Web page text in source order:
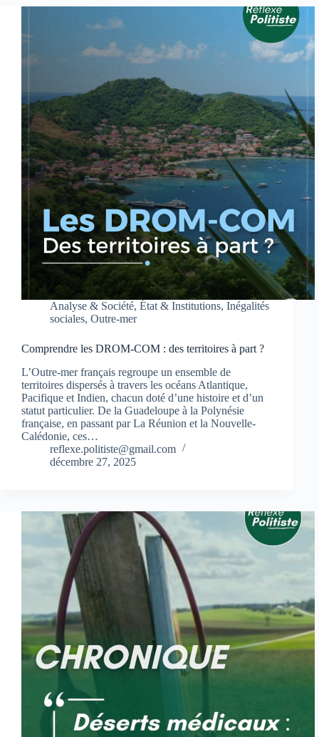
Analyse & Société, État & Institutions, Inégalités
sociales, Outre-mer
Comprendre les DROM-COM : des territoires à part ?
L’Outre-mer français regroupe un ensemble de
territoires dispersés à travers les océans Atlantique,
Pacifique et Indien, chacun doté d’une histoire et d’un
statut particulier. De la Guadeloupe à la Polynésie
française, en passant par La Réunion et la Nouvelle-
Calédonie, ces…
reflexe.politiste@gmail.com
décembre 27, 2025